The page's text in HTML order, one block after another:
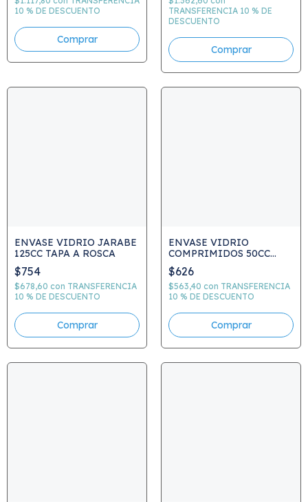
10 % DE DESCUENTO
TRANSFERENCIA 10 % DE
DESCUENTO
ENVASE VIDRIO JARABE
125CC TAPA A ROSCA
$754
$678,60 con TRANSFERENCIA
10 % DE DESCUENTO
ENVASE VIDRIO
COMPRIMIDOS 50CC
TAPA A ROSCA
$626
$563,40 con TRANSFERENCIA
10 % DE DESCUENTO